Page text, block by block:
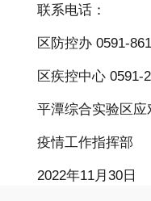
联系电话：
区防控办 0591-
区疾控中心 0591-
平潭综合实验区应
疫情工作指挥部
2022年11月30日